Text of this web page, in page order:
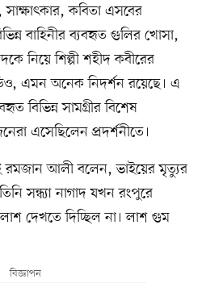
সাক্ষাৎকার, কবিতা এসবের
বাহিনীর ব্যবহৃত গুলির খোসা,
নিয়ে শিল্পী শহীদ কবীরের
এমন অনেক নিদর্শন রয়েছে। এ
বিভিন্ন সামগ্রীর বিশেষ
এসেছিলেন প্রদর্শনীতে।
আলী বলেন, ভাইয়ের মৃত্যুর
সন্ধ্যা নাগাদ যখন রংপুরে
দেখতে দিচ্ছিল না। লাশ গুম